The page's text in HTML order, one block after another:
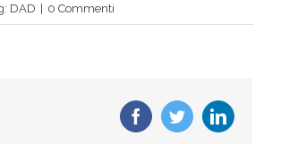
DAD 0 Commenti
FacebookTwitterLinkedIn